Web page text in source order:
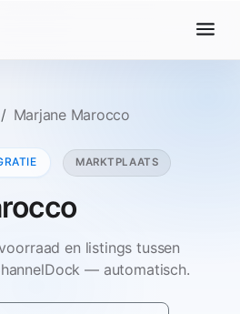
Marjane Marocco
MARKTPLAATS
en listings tussen
— automatisch.